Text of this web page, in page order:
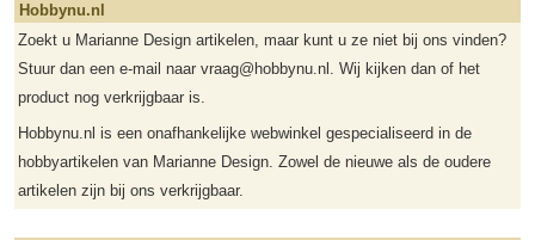
Hobbynu.nl
Zoekt u Marianne Design artikelen, maar kunt u ze niet bij ons vinden?
Stuur dan een e-mail naar vraag@hobbynu.nl. Wij kijken dan of het
product nog verkrijgbaar is.
Hobbynu.nl is een onafhankelijke webwinkel gespecialiseerd in de
hobbyartikelen van Marianne Design. Zowel de nieuwe als de oudere
artikelen zijn bij ons verkrijgbaar.